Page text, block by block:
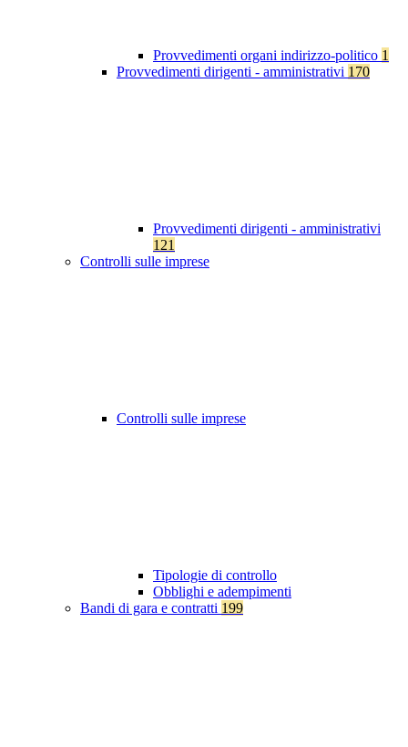
Provvedimenti organi indirizzo-politico 1
Provvedimenti dirigenti - amministrativi 170
Provvedimenti dirigenti - amministrativi
121
Controlli sulle imprese
Controlli sulle imprese
Tipologie di controllo
Obblighi e adempimenti
Bandi di gara e contratti 199